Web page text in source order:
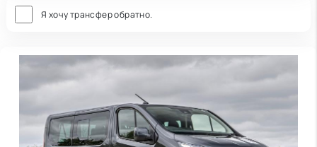
Я хочу трансфер обратно.